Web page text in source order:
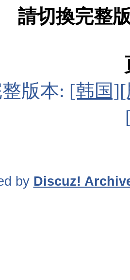
請切換完整
版本: [韩国][
by Discuz!